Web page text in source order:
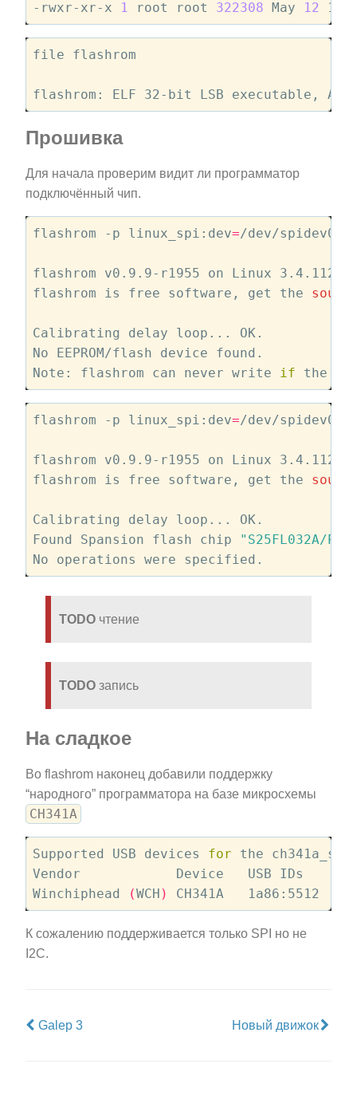
-rwxr-xr-x 1 root root 322308 May 12
file flashrom
flashrom: ELF 32-bit LSB executable,
Прошивка
Для начала проверим видит ли программатор
подключённый чип.
flashrom -p linux_spi:dev=/dev/spidev0.0
flashrom v0.9.9-r1955 on Linux 3.4.112-
flashrom is free software, get the
Calibrating delay loop... OK.
No EEPROM/flash device found.
Note: flashrom can never write
if the
flashrom -p linux_spi:dev=/dev/
flashrom v0.9.9-r1955 on Linux 3.4.112-
flashrom is free software, get the
Calibrating delay loop... OK.
Found Spansion flash chip
"S25FL032A/P"
TODO чтение
TODO запись
На сладкое
Во flashrom наконец добавили поддержку
“народного” программатора на базе микросхемы
CH341A
Supported USB devices for the ch341a_spi
Vendor            Device   USB IDs
Winchiphead
(WCH )
К сожалению поддерживается только SPI но не
I2C.
Galep 3 Новый движок